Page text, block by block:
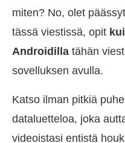
miten? No, olet
tässä viestissä, opit
Androidilla tähän
sovelluksen avulla.
Katso ilman pitkiä
dataluetteloa, joka
videoistasi entistä